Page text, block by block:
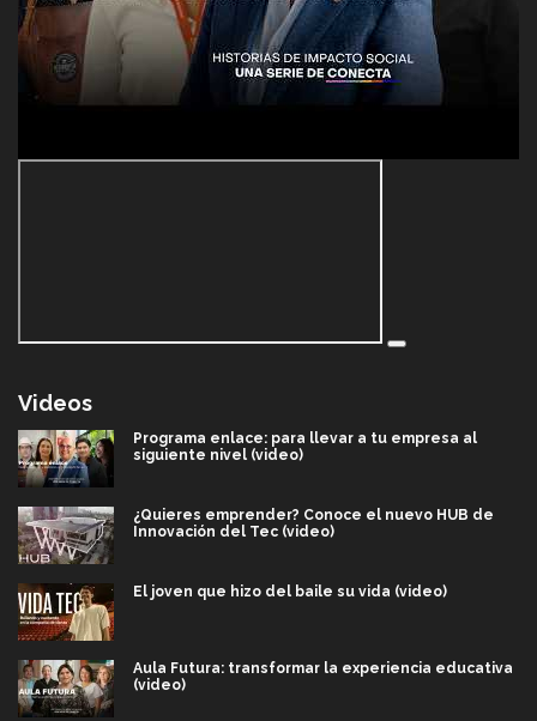
Videos
Programa enlace: para llevar a tu empresa al
siguiente nivel (video)
¿Quieres emprender? Conoce el nuevo HUB de
Innovación del Tec (video)
El joven que hizo del baile su vida (video)
Aula Futura: transformar la experiencia educativa
(video)